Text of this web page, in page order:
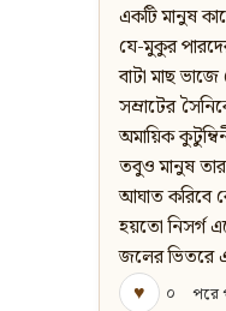
একটি মানুষ
যে-মুকুর
বাটা মাছ
সম্রাটের
অমায়িক
তবুও মানুষ তার
আঘাত করিবে
হয়তো নিসর্গ
জলের ভিতরে
♥
০ পরে